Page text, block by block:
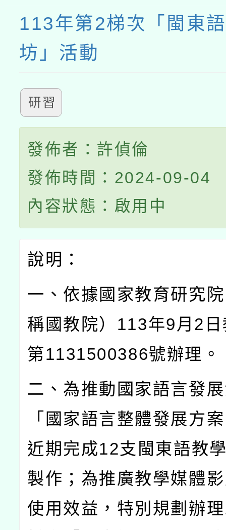
113年第2梯次「閩東
坊」活動
研習
發佈者：許偵倫
發佈時間：2024-09-04
內容狀態：啟用中
說明：
一、依據國家教育研究
稱國教院） 113年9月 2
第1131500386號辦理。
二、為推動國家語言發
「國家語言整體發展方
近期完成12支閩東語教
製作；為推廣教學媒體
使用效益，特別規劃辦理